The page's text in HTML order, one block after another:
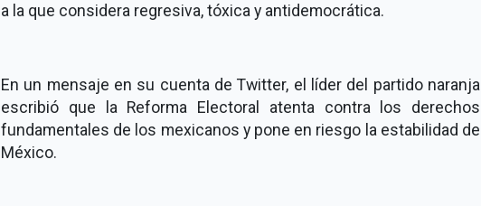
a la que considera regresiva, tóxica y antidemocrática.
En un mensaje en su cuenta de Twitter, el líder del partido naranja
escribió que la Reforma Electoral atenta contra los derechos
fundamentales de los mexicanos y pone en riesgo la estabilidad de
México.